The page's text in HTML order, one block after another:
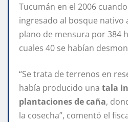
Tucumán en el 2006
ingresado al bosque nativo
plano de mensura por 384
cuales 40 se habían
“Se trata de terrenos en
había producido una tala
plantaciones de caña,
la cosecha”, comentó el